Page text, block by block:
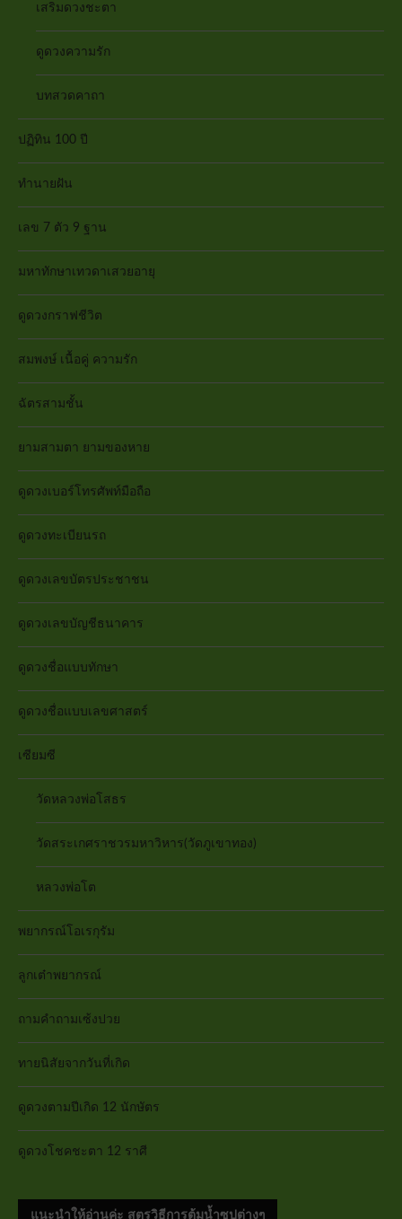
เสริมดวงชะตา
ดูดวงความรัก
บทสวดคาถา
ปฏิทิน 100 ปี
ทำนายฝัน
เลข 7 ตัว 9 ฐาน
มหาทักษาเทวดาเสวยอายุ
ดูดวงกราฟชีวิต
สมพงษ์ เนื้อคู่ ความรัก
ฉัตรสามชั้น
ยามสามตา ยามของหาย
ดูดวงเบอร์โทรศัพท์มือถือ
ดูดวงทะเบียนรถ
ดูดวงเลขบัตรประชาชน
ดูดวงเลขบัญชีธนาคาร
ดูดวงชื่อแบบทักษา
ดูดวงชื่อแบบเลขศาสตร์
เซียมซี
วัดหลวงพ่อโสธร
วัดสระเกศราชวรมหาวิหาร(วัดภูเขาทอง)
หลวงพ่อโต
พยากรณ์โอเรกุรัม
ลูกเต๋าพยากรณ์
ถามคำถามเซ้งปวย
ทายนิสัยจากวันที่เกิด
ดูดวงตามปีเกิด 12 นักษัตร
ดูดวงโชคชะตา 12 ราศี
แนะนำให้อ่านค่ะ สูตรวิธีการต้มน้ำซุปต่างๆ